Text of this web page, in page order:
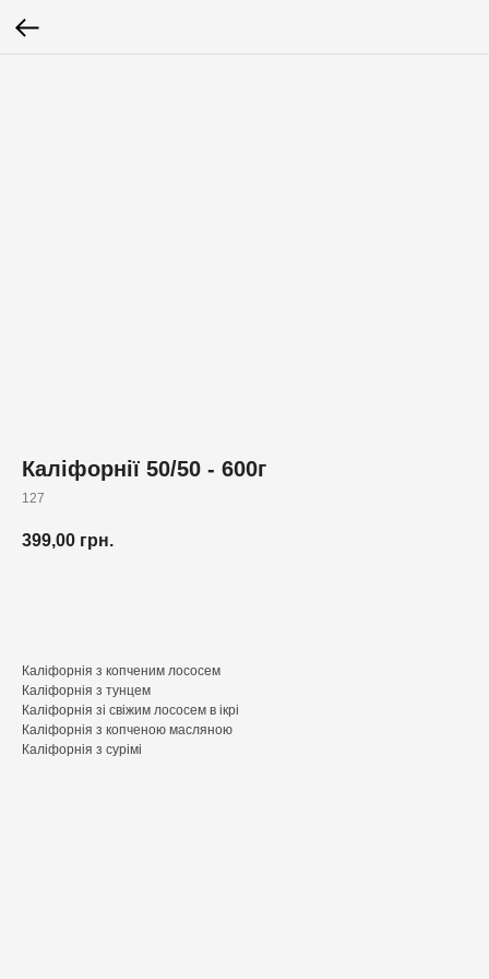
Каліфорнії 50/50 - 600г
127
399,00 грн.
Каліфорнія з копченим лососем
Каліфорнія з тунцем
Каліфорнія зі свіжим лососем в ікрі
Каліфорнія з копченою масляною
Каліфорнія з сурімі